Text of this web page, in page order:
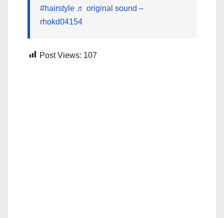
#hairstyle ♬ original sound –
rhokd04154
Post Views: 107